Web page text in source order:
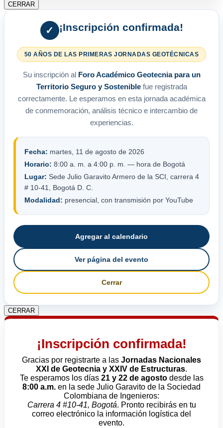
CERRAR
✓ ¡Inscripción confirmada!
50 AÑOS DE LAS PRIMERAS JORNADAS GEOTÉCNICAS
Su inscripción al Foro Académico Geotecnia para un
Territorio Seguro y Sosteniblefue registrada
correctamente. Le esperamos en esta jornada académica
de conmemoración, análisis técnico e intercambio de
experiencias.
Fecha: martes, 11 de agosto de 2026
Horario: 8:00 a. m. a 4:00 p. m. — hora de Bogotá
Lugar: Sede Julio Garavito Armero de la SCI, carrera 4
# 10-41, Bogotá D. C.
Modalidad: presencial, con transmisión por YouTube
Agregar al calendario
Ver página del evento
Cerrar
CERRAR
¡Inscripción confirmada!
Gracias por registrarte a las Jornadas Nacionales
XXI de Geotecnia y XXIV de Estructuras.
Te esperamos los días 21 y 22 de agostodesde las
8:00 a.m. en la sede Julio Garavito de la Sociedad
Colombiana de Ingenieros:
Carrera 4 #10-41, Bogotá. Pronto recibirás en tu
correo electrónico la información logística del
evento.